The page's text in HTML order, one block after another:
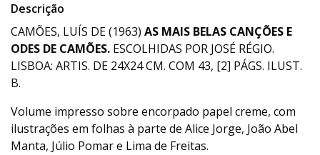
Descrição
CAMÕES, LUÍS DE (1963) AS MAIS BELAS CANÇÕES E
ODES DE CAMÕES. ESCOLHIDAS POR JOSÉ RÉGIO.
LISBOA: ARTIS. DE 24X24 CM. COM 43, [2] PÁGS. ILUST.
B.
Volume impresso sobre encorpado papel creme, com
ilustrações em folhas à parte de Alice Jorge, João Abel
Manta, Júlio Pomar e Lima de Freitas.